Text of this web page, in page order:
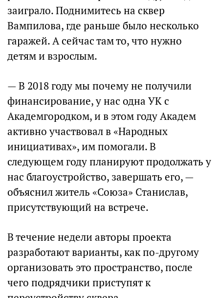
заиграло. Поднимитесь на сквер
Вампилова, где раньше было несколько
гаражей. А сейчас там то, что нужно
детям и взрослым.
— В 2018 году мы почему не получили
финансирование, у нас одна УК с
Академгородком, и в этом году Академ
активно участвовал в «Народных
инициативах», им помогали. В
следующем году планируют продолжать у
нас благоустройство, завершать его, —
объяснил житель «Союза» Станислав,
присутствующий на встрече.
В течение недели авторы проекта
разработают варианты, как по-другому
организовать это пространство, после
чего подрядчики приступят к